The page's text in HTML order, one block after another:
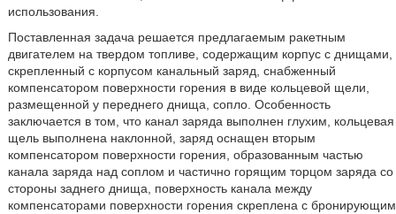
использования.
Поставленная задача решается предлагаемым ракетным
двигателем на твердом топливе, содержащим корпус с днищами,
скрепленный с корпусом канальный заряд, снабженный
компенсатором поверхности горения в виде кольцевой щели,
размещенной у переднего днища, сопло. Особенность
заключается в том, что канал заряда выполнен глухим, кольцевая
щель выполнена наклонной, заряд оснащен вторым
компенсатором поверхности горения, образованным частью
канала заряда над соплом и частично горящим торцом заряда со
стороны заднего днища, поверхность канала между
компенсаторами поверхности горения скреплена с бронирующим